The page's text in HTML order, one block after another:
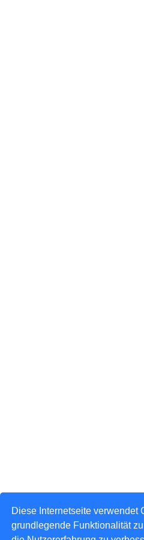
Diese Internetseite verwendet
grundlegende Funktionalität